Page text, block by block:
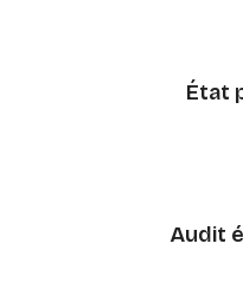
État
Audit